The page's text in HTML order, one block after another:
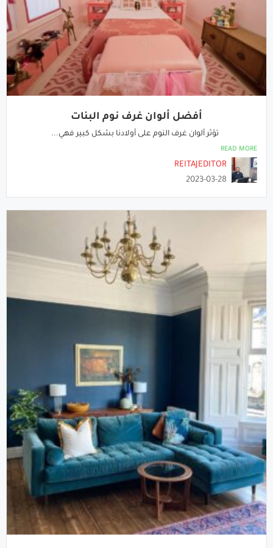
أفضل ألوان غرف نوم البنات
تؤثر ألوان غرف النوم على أولادنا بشكل كبير فهي...
READ MORE
REITAJEDITOR
2023-03-28